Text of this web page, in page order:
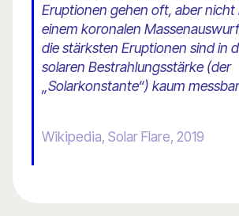
Eruptionen gehen oft, aber nicht
einem koronalen
die stärksten Eruptionen sind in
solaren Bestrahlungsstärke (der
„Solarkonstante“) kaum
Wikipedia, Solar Flare, 2019